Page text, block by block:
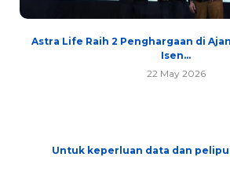
Astra Life Raih 2 Penghargaan di
Isen...
22 May 2026
Untuk keperluan data dan